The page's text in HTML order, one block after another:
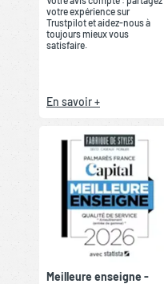
votre expérience sur
Trustpilot et aidez-nous à
toujours mieux vous
satisfaire.
En savoir +
Meilleure enseigne -